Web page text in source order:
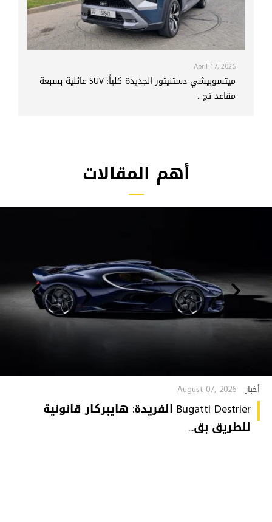
April 17, 2026
ميتسوبيشي دستنيتور الجديدة كلياً: SUV عائلية بسبعة
مقاعد تج...
أهم المقالات
أخبار August 07, 2026
Bugatti Destrier الفريدة: هايبركار قانونية
للطريق بق...